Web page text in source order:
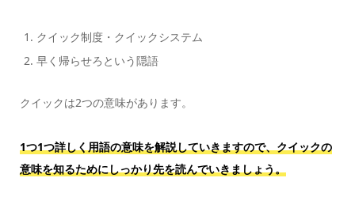
クイック制度・クイックシステム
早く帰らせろという隠語
クイックは2つの意味があります。
1つ1つ詳しく用語の意味を解説していきますので、クイックの
意味を知るためにしっかり先を読んでいきましょう。